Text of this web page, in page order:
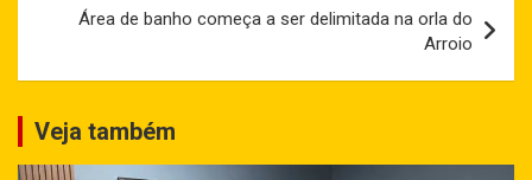
Área de banho começa a ser delimitada na orla do
Arroio
Veja também